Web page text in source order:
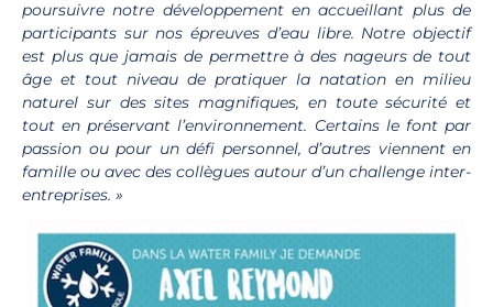
poursuivre notre développement en accueillant plus de
participants sur nos épreuves d’eau libre. Notre objectif
est plus que jamais de permettre à des nageurs de tout
âge et tout niveau de pratiquer la natation en milieu
naturel sur des sites magnifiques, en toute sécurité et
tout en préservant l’environnement. Certains le font par
passion ou pour un défi personnel, d’autres viennent en
famille ou avec des collègues autour d’un challenge inter-
entreprises. »